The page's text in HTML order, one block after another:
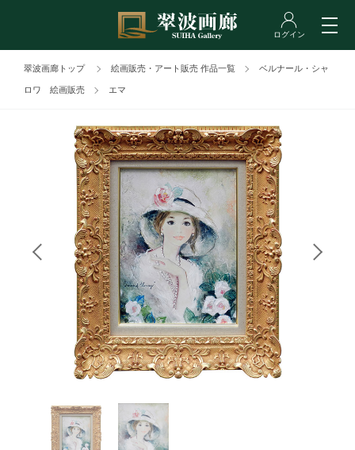
翠波画廊トップ 絵画販売・アート販売 作品一覧 ベルナール・シャ
ロワ 絵画販売 エマ